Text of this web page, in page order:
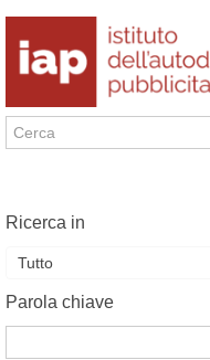
Ricerca in
Parola chiave